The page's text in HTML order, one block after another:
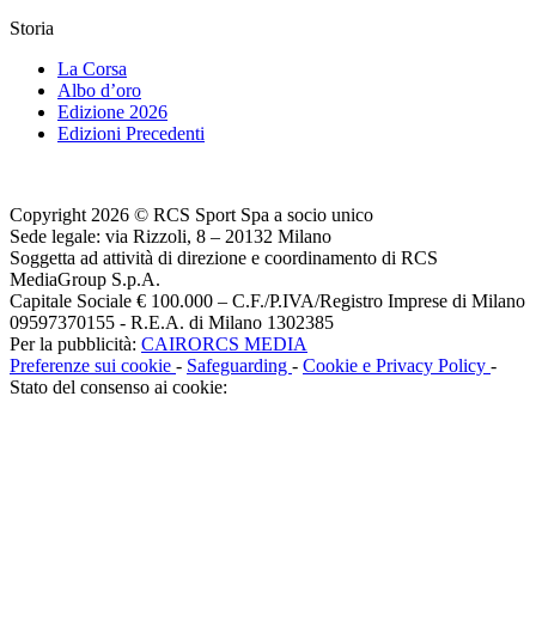
Storia
La Corsa
Albo d’oro
Edizione 2026
Edizioni Precedenti
Copyright 2026 © RCS Sport Spa a socio unico
Sede legale: via Rizzoli, 8 – 20132 Milano
Soggetta ad attività di direzione e coordinamento di RCS
MediaGroup S.p.A.
Capitale Sociale € 100.000 – C.F./P.IVA/Registro Imprese di Milano
09597370155 - R.E.A. di Milano 1302385
Per la pubblicità: CAIRORCS MEDIA
Preferenze sui cookie - Safeguarding - Cookie e Privacy Policy -
Stato del consenso ai cookie: